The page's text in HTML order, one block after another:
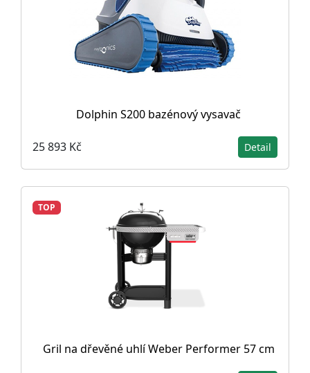
Dolphin S200 bazénový vysavač
25 893 Kč Detail
TOP
Gril na dřevěné uhlí Weber Performer 57 cm